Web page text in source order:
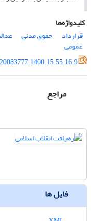
کلیدواژه‌ها
قرارداد
حقوق مدنی
عمومی
مراجع
فایل ها